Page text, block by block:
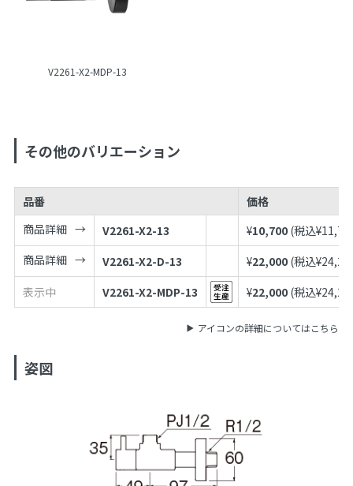
V2261-X2-MDP-13
その他のバリエーション
品番
価格
商品詳細
V2261-X2-13 ¥10,700 (税込¥
商品詳細
V2261-X2-D-13 ¥22,000 (税込¥
表示中
V2261-X2-MDP-13 ¥22,000 (税込¥
アイコンの詳細についてはこちら
姿図